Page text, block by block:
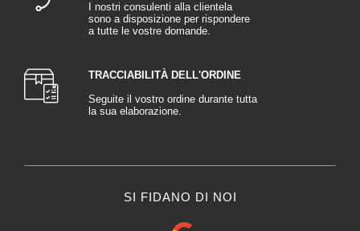
I nostri consulenti alla clientela
sono a disposizione per rispondere
a tutte le vostre domande.
TRACCIABILITÀ DELL'ORDINE
Seguite il vostro ordine durante tutta
la sua elaborazione.
SI FIDANO DI NOI